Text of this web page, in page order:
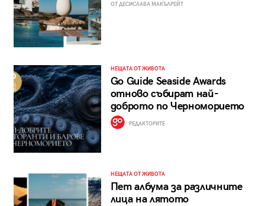
ОТ ДЕСИСЛАВА МАКЪЛРЕЙТ
НЕЩАТА ОТ ЖИВОТА
Go Guide Seaside Awards
отново събират най-
доброто по Черноморието
РЕДАКТОРИТЕ
НЕЩАТА ОТ ЖИВОТА
Пет албума за различните
лица на лятото